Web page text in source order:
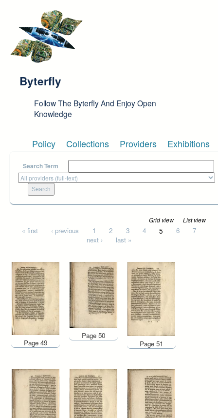
Byterfly
Follow The Byterfly And Enjoy Open
Knowledge
Policy Collections Providers Exhibitions
Search Term
Grid view List view
Pages« first ‹ previous 1 2 3 4 5 6
7
next ›
last »
Page 49
Page 50
Page 51